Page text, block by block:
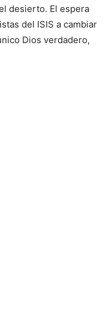
desierto. El espera
del ISIS a cambiar
Dios verdadero,